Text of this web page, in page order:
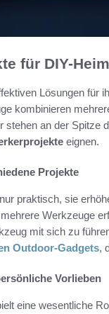
für DIY-
Lösungen für
kombinieren
an der Spitze
eignen.
Projekte
praktisch, sie
Werkzeuge
mit sich zu
Outdoor-Gadgets,
Vorlieben
eine wesentliche